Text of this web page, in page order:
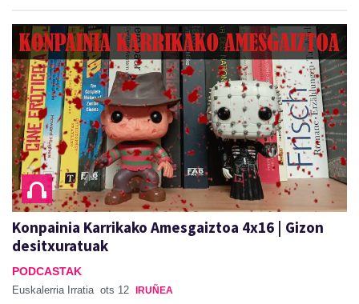
Konpainia Karrikako Amesgaiztoa 4x16 | Gizon
desitxuratuak
PODCASTAK
Euskalerria Irratia ots 12 IRUÑEA